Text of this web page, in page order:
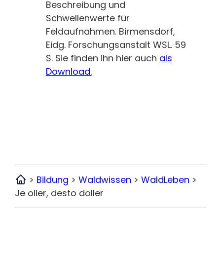
Beschreibung und
Schwellenwerte für
Feldaufnahmen. Birmensdorf,
Eidg. Forschungsanstalt WSL. 59
S. Sie finden ihn hier auch als
Download.
Home
> Bildung >Waldwissen >WaldLeben >
Je oller, desto doller